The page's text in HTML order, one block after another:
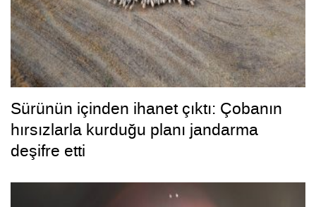
Sürünün içinden ihanet çıktı: Çobanın
hırsızlarla kurduğu planı jandarma
deşifre etti